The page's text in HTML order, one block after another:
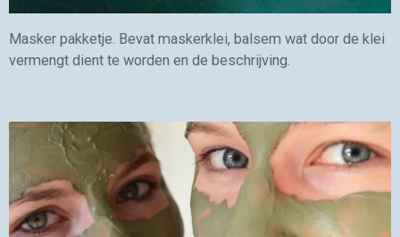
Masker pakketje. Bevat maskerklei, balsem wat door de klei
vermengt dient te worden en de beschrijving.